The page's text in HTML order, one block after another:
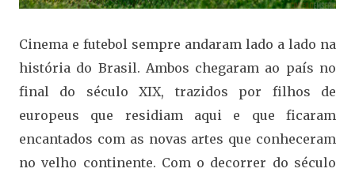
Cinema e futebol sempre andaram lado a lado na
história do Brasil. Ambos chegaram ao país no
final do século XIX, trazidos por filhos de
europeus que residiam aqui e que ficaram
encantados com as novas artes que conheceram
no velho continente. Com o decorrer do século